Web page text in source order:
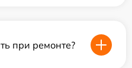
при ремонте?